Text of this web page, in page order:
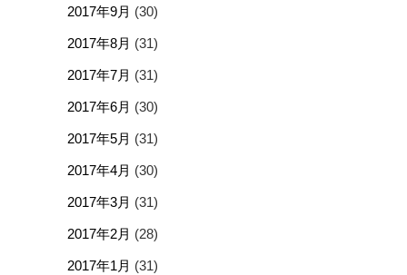
2017年9月 (30)
2017年8月 (31)
2017年7月 (31)
2017年6月 (30)
2017年5月 (31)
2017年4月 (30)
2017年3月 (31)
2017年2月 (28)
2017年1月 (31)